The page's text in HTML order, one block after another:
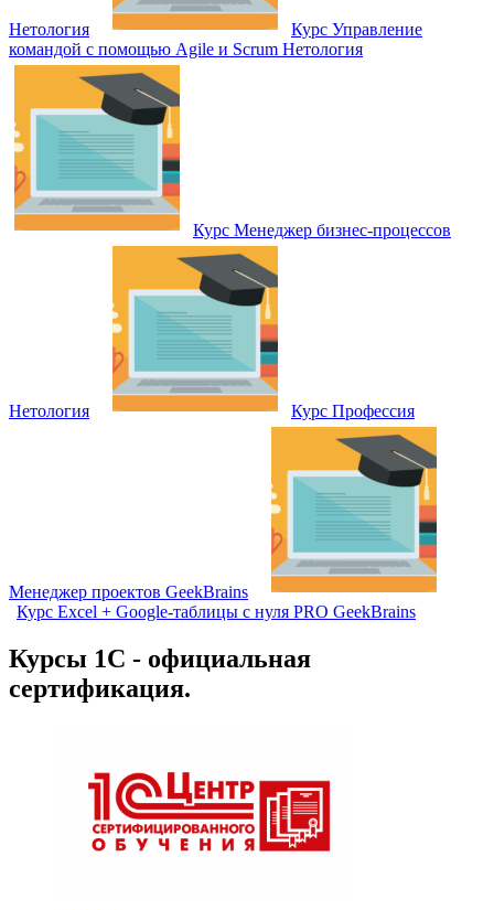
Нетология
Курс Управление
командой с помощью Agile и Scrum Нетология
Курс Менеджер бизнес-процессов
Нетология Курс Профессия
Менеджер проектов GeekBrains
Курс Excel + Google-таблицы с нуля PRO GeekBrains
Курсы 1С - официальная
сертификация.